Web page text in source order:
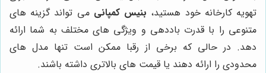
تهویه کارخانه خود هستید، بنیس کمپانی می تواند گزینه های
متنوعی را با قدرت باددهی و ویژگی های مختلف به شما ارائه
دهد. در حالی که برخی از رقبا ممکن است تنها مدل های
محدودی را ارائه دهند یا قیمت های بالاتری داشته باشند.